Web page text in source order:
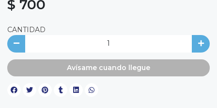
$ 700
CANTIDAD
Avísame cuando llegue